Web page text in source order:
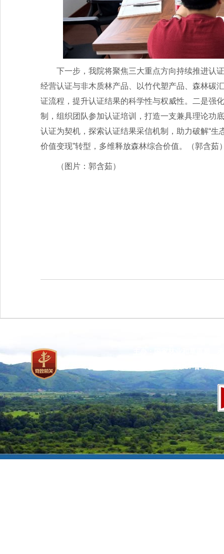
下一步，我院将聚焦三大重点方向持续推进认
经营认证与非木质林产品、以竹代塑产品、森林碳
证流程，提升认证结果的科学性与权威性。二是强
制，组织团队参加认证培训，打造一支兼具理论功
认证为契机，探索认证结果采信机制，助力破解“生
价值变现”转型，多维释放森林综合价值。（郭含茹
（图片：郭含茹）
京ICP备